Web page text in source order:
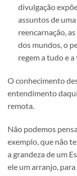
divulgação
assuntos de
reencarnação,
dos mundos, o
regem a tudo e
O conhecimento
entendimento
remota.
Não podemos
exemplo, que não
a grandeza de um
ele um arranjo,